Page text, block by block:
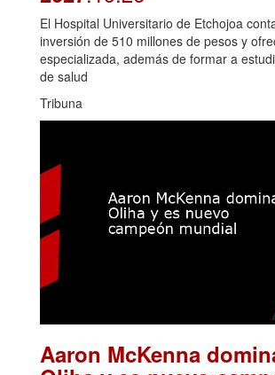
El Hospital Universitario de Etchojoa
inversión de 510 millones de pesos y
especializada, además de formar a
de salud
Tribuna
Aaron McKenna